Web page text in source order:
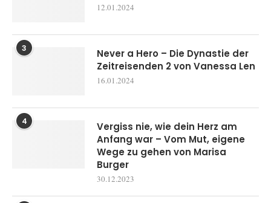
12.01.2024
3
Never a Hero – Die Dynastie der
Zeitreisenden 2 von Vanessa Len
16.01.2024
4
Vergiss nie, wie dein Herz am
Anfang war – Vom Mut, eigene
Wege zu gehen von Marisa
Burger
30.12.2023